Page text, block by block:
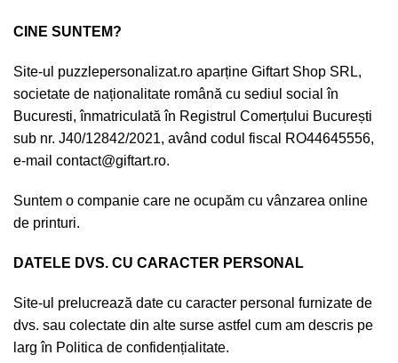
CINE SUNTEM?
Site-ul puzzlepersonalizat.ro aparține Giftart Shop SRL,
societate de naționalitate română cu sediul social în
Bucuresti, înmatriculată în Registrul Comerțului București
sub nr. J40/12842/2021, având codul fiscal RO44645556,
e-mail contact@giftart.ro.
Suntem o companie care ne ocupăm cu vânzarea online
de printuri.
DATELE DVS. CU CARACTER PERSONAL
Site-ul prelucrează date cu caracter personal furnizate de
dvs. sau colectate din alte surse astfel cum am descris pe
larg în Politica de confidențialitate.